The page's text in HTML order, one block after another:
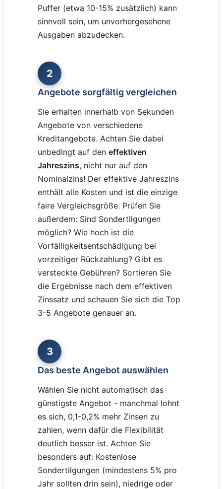
Puffer (etwa 10-15% zusätzlich) kann
sinnvoll sein, um unvorhergesehene
Ausgaben abzudecken.
2
Angebote sorgfältig vergleichen
Sie erhalten innerhalb von Sekunden
Angebote von verschiedene
Kreditangebote. Achten Sie dabei
unbedingt auf den effektiven
Jahreszins, nicht nur auf den
Nominalzins! Der effektive Jahreszins
enthält alle Kosten und ist die einzige
faire Vergleichsgröße. Prüfen Sie
außerdem: Sind Sondertilgungen
möglich? Wie hoch ist die
Vorfälligkeitsentschädigung bei
vorzeitiger Rückzahlung? Gibt es
versteckte Gebühren? Sortieren Sie
die Ergebnisse nach dem effektiven
Zinssatz und schauen Sie sich die Top
3-5 Angebote genauer an.
3
Das beste Angebot auswählen
Wählen Sie nicht automatisch das
günstigste Angebot - manchmal lohnt
es sich, 0,1-0,2% mehr Zinsen zu
zahlen, wenn dafür die Flexibilität
deutlich besser ist. Achten Sie
besonders auf: Kostenlose
Sondertilgungen (mindestens 5% pro
Jahr sollten drin sein), niedrige oder